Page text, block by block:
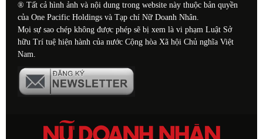
® Tất cả hình ảnh và nội dung trong website này thuộc bản quyền
của One Pacific Holdings và Tạp chí Nữ Doanh Nhân.
Mọi sự sao chép không được phép sẽ bị xem là vi phạm Luật Sở
hữu Trí tuệ hiện hành của nước Cộng hòa Xã hội Chủ nghĩa Việt
Nam.